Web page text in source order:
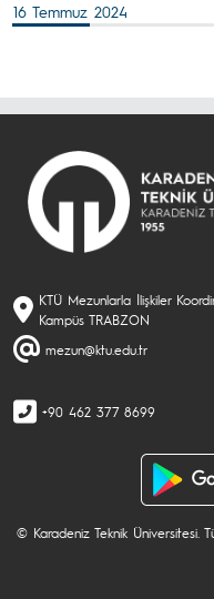
16 Temmuz 2024
KTÜ Mezunlarla İlişkiler
Kampüs TRABZON
mezun@ktu.edu.tr
+90 462 377 8699
© Karadeniz Teknik Üniversitesi.